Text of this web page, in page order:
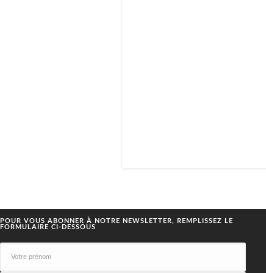
POUR VOUS ABONNER À NOTRE NEWSLETTER, REMPLISSEZ LE
FORMULAIRE CI-DESSOUS